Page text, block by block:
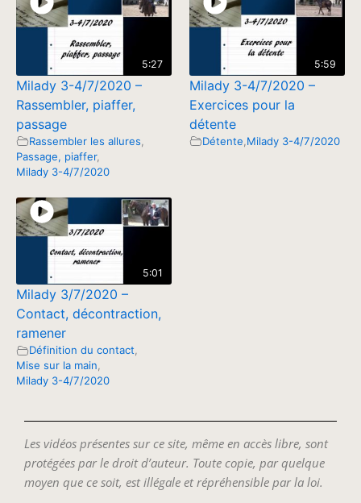
5:27
Milady 3-4/7/2020 –
Rassembler, piaffer,
passage
Rassembler les allures
Passage, piaffer,
Milady 3-4/7/2020
5:59
Milady 3-4/7/2020 –
Exercices pour la
détente
Détente Milady 3-4/7/2020
5:01
Milady 3/7/2020 –
Contact, décontraction,
ramener
Définition du contact,
Mise sur la main,
Milady 3-4/7/2020
Les vidéos présentes sur ce site, même en accès libre, sont
protégées par le droit d’auteur. Toute copie, par quelque
moyen que ce soit, est illégale et répréhensible par la loi.